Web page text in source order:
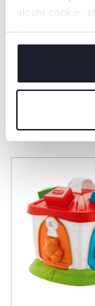
alcuni cookie,
Chiudendo
cookie tecnici,
più difficile